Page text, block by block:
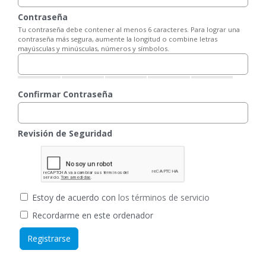
Contraseña
Tu contraseña debe contener al menos 6 caracteres. Para lograr una
contraseña más segura, aumente la longitud o combine letras
mayúsculas y minúsculas, números y símbolos.
Confirmar Contraseña
Revisión de Seguridad
Estoy de acuerdo con los términos de servicio
Recordarme en este ordenador